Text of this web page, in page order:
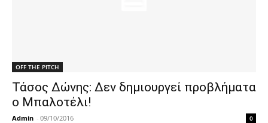
OFF THE PITCH
Τάσος Δώνης: Δεν δημιουργεί προβλήματα
ο Μπαλοτέλι!
Admin - 09/10/2016 0